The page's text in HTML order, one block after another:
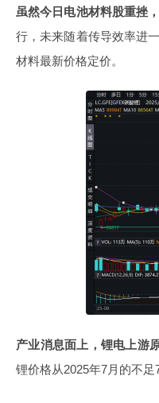
虽然今日电池材料股重挫
行，未来随着传导效率进
材料最新价格定价。
产业消息面上，锂电上游
锂价格从2025年7月的不